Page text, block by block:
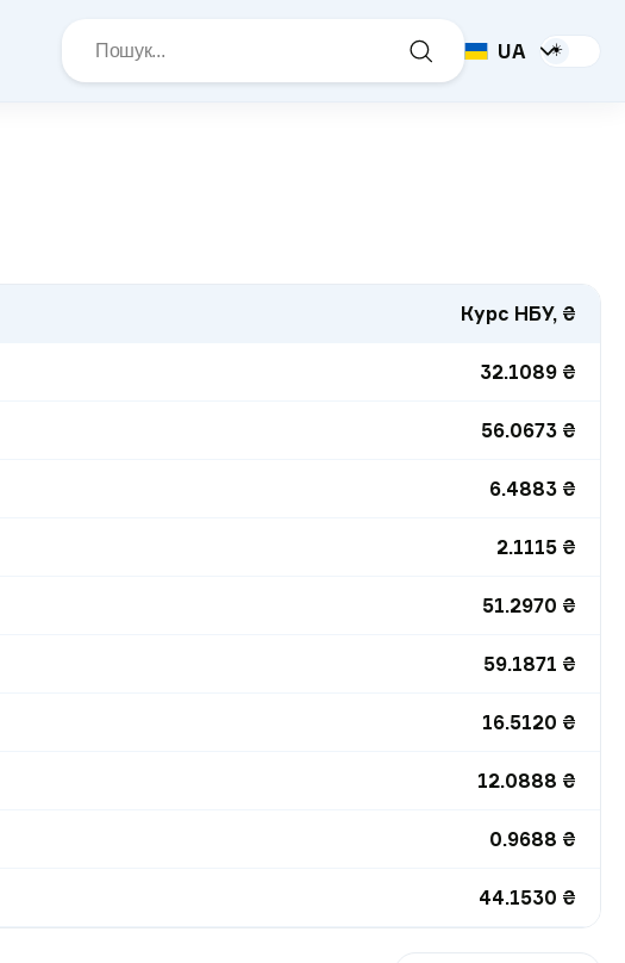
UA ☀️
Курс НБУ, ₴
32.1089 ₴
56.0673 ₴
6.4883 ₴
2.1115 ₴
51.2970 ₴
59.1871 ₴
16.5120 ₴
12.0888 ₴
0.9688 ₴
44.1530 ₴